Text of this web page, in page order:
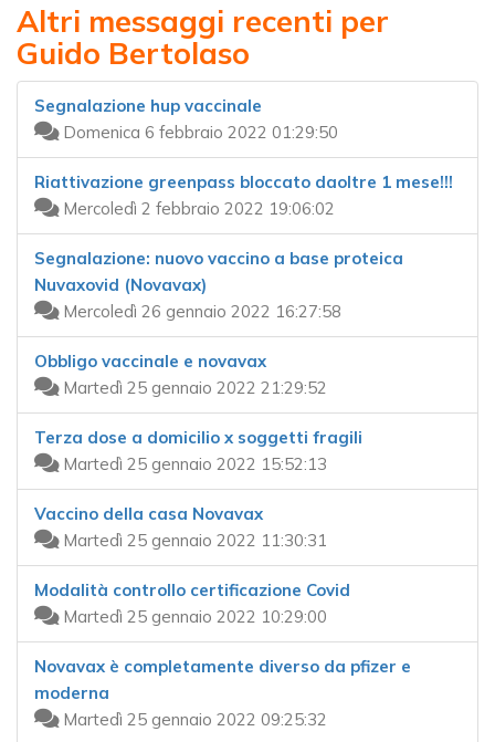
Altri messaggi recenti per
Guido Bertolaso
Segnalazione hup vaccinale
Domenica 6 febbraio 2022 01:29:50
Riattivazione greenpass bloccato daoltre 1 mese!!!
Mercoledì 2 febbraio 2022 19:06:02
Segnalazione: nuovo vaccino a base proteica
Nuvaxovid (Novavax)
Mercoledì 26 gennaio 2022 16:27:58
Obbligo vaccinale e novavax
Martedì 25 gennaio 2022 21:29:52
Terza dose a domicilio x soggetti fragili
Martedì 25 gennaio 2022 15:52:13
Vaccino della casa Novavax
Martedì 25 gennaio 2022 11:30:31
Modalità controllo certificazione Covid
Martedì 25 gennaio 2022 10:29:00
Novavax è completamente diverso da pfizer e
moderna
Martedì 25 gennaio 2022 09:25:32